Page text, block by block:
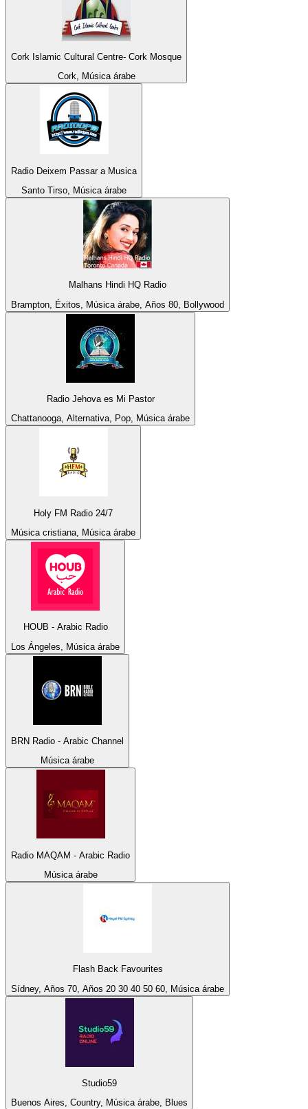
Cork Islamic Cultural Centre- Cork Mosque
Cork, Música árabe
Radio Deixem Passar a Musica
Santo Tirso, Música árabe
Malhans Hindi HQ Radio
Brampton, Éxitos, Música árabe, Años 80, Bollywood
Radio Jehova es Mi Pastor
Chattanooga, Alternativa, Pop, Música árabe
Holy FM Radio 24/7
Música cristiana, Música árabe
HOUB - Arabic Radio
Los Ángeles, Música árabe
BRN Radio - Arabic Channel
Música árabe
Radio MAQAM - Arabic Radio
Música árabe
Flash Back Favourites
Sídney, Años 70, Años 20 30 40 50 60, Música árabe
Studio59
Buenos Aires, Country, Música árabe, Blues